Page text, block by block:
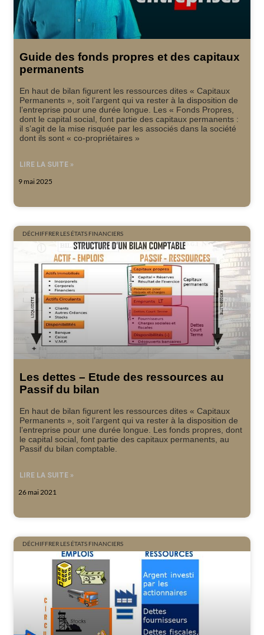
Guide des fonds propres et des capitaux
permanents
En haut de bilan figurent les ressources dites « Capitaux
Permanents », soit l’argent qui va rester à la disposition de
l’entreprise pour une durée longue. Les « Fonds Propres,
dont le capital social, font partie des capitaux permanents :
il s’agit de la mise risquée par les associés dans la société
dont ils sont « co-propriétaires »
LIRE LA SUITE »
9 mai 2025
DÉCHIFFRER LES ÉTATS FINANCIERS
Les dettes – Etude des ressources au
Passif du bilan
En haut de bilan figurent les ressources dites « Capitaux
Permanents », soit l’argent qui va rester à la disposition de
l’entreprise pour une durée longue. Les fonds propres, dont
le capital social, font partie des capitaux permanents, au
Passif du bilan comptable.
LIRE LA SUITE »
26 mai 2021
DÉCHIFFRER LES ÉTATS FINANCIERS